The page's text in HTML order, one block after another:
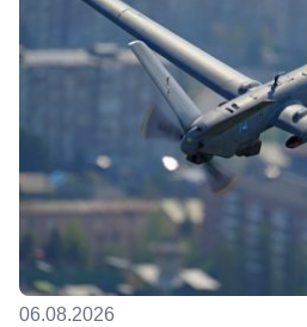
06.08.2026